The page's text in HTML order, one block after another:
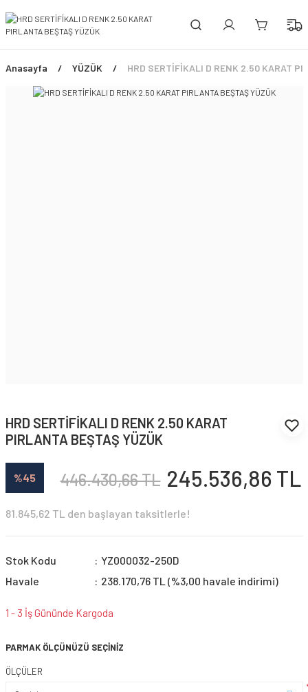
PEŞİN FİYATINA 3 TAKSİT!
ŞİMDİ TÜM ÜRÜNLERDE %45 İNDİRİM FIRSATI
Anasayfa YÜZÜK HRD SERTİFİKALI D RENK 2.50 KARAT
HRD SERTİFİKALI D RENK 2.50 KARAT
PIRLANTA BEŞTAŞ YÜZÜK
%45 446.430,66 TL 245.536,86 TL
81.845,62 TL den başlayan taksitlerle!
Stok Kodu
YZ000032-250D
Havale
238.170,76 TL (%3,00 havale indirimi)
1 - 3 İş Gününde Kargoda
PARMAK ÖLÇÜNÜZÜ SEÇİNİZ
ÖLÇÜLER